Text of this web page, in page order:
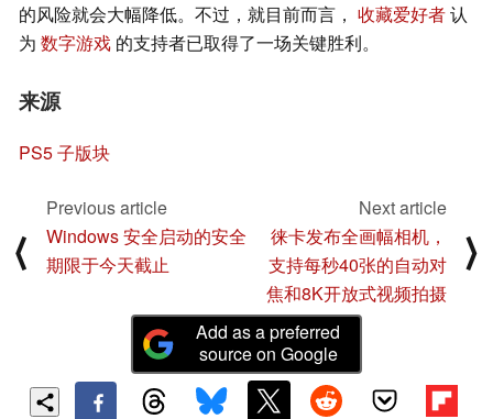
的风险就会大幅降低。不过，就目前而言， 收藏爱好者认
为 数字游戏 的支持者已取得了一场关键胜利。
来源
PS5 子版块
⟨
Previous article
Windows 安全启动的安全
期限于今天截止
Next article
徕卡发布全画幅相机，
支持每秒40张的自动对
焦和8K开放式视频拍摄
⟩
Add as a preferred
source on Google